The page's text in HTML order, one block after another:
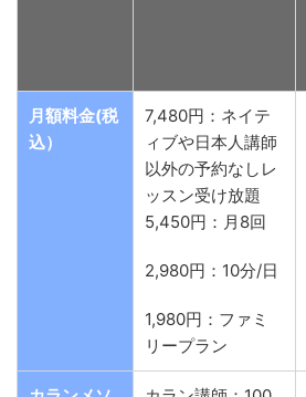
月額料金(税
込）
7,480円：ネイテ
ィブや日本人講師
以外の予約なしレ
ッスン受け放題
5,450円：月8回
2,980円：10分/日
1,980円：ファミ
リープラン